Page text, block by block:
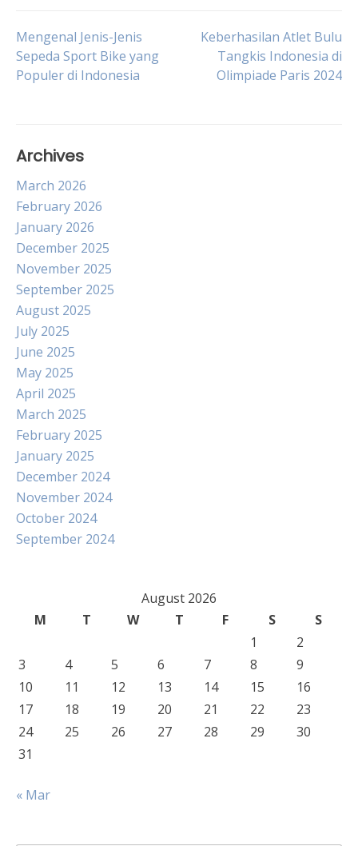
Post
navigation
Mengenal Jenis-Jenis
Sepeda Sport Bike yang
Populer di Indonesia
Keberhasilan Atlet Bulu
Tangkis Indonesia di
Olimpiade Paris 2024
Archives
March 2026
February 2026
January 2026
December 2025
November 2025
September 2025
August 2025
July 2025
June 2025
May 2025
April 2025
March 2025
February 2025
January 2025
December 2024
November 2024
October 2024
September 2024
August 2026
M
T W T F S
S
1
2
3
4 5 6 7 8
9
10
11 12 13 14 15
16
17
18 19 20 21 22
23
24
25 26 27 28 29
30
31
« Mar